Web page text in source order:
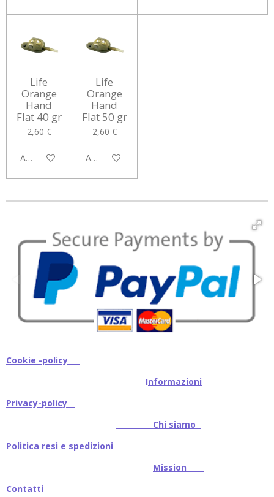
Life
Orange
Hand
Flat 40 gr
2,60 €
Aggiungi al carrello
Life
Orange
Hand
Flat 50 gr
2,60 €
Aggiungi al carrello
Cookie -policy
Informazioni
Privacy-policy
Chi siamo
Politica resi e spedizioni
Mission
Contatti